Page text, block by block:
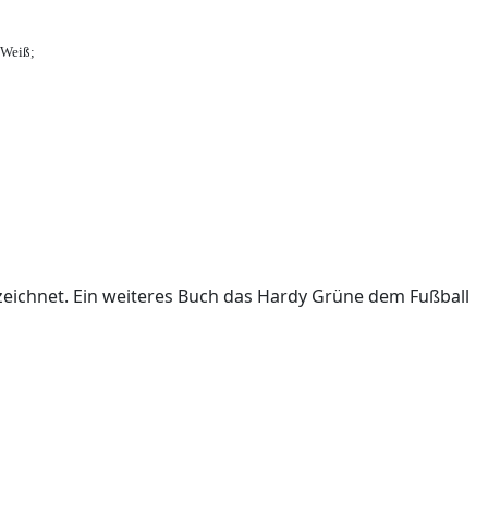
Ein weiteres Buch das Hardy Grüne dem Fußball